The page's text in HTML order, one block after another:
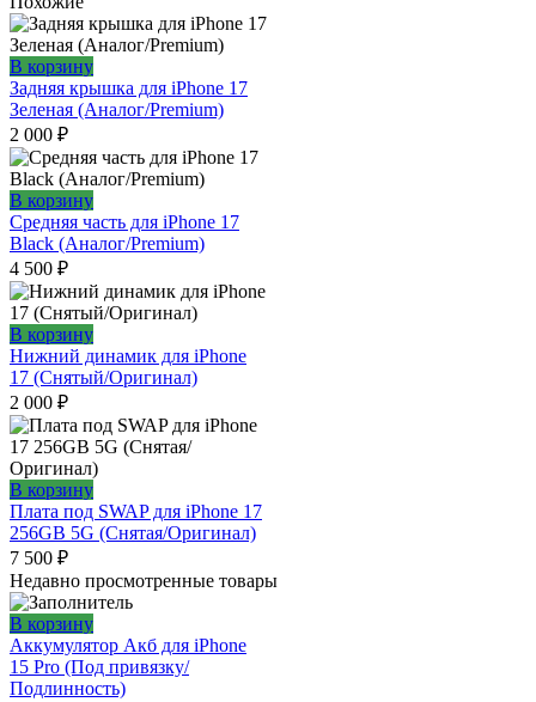
В корзину
Задняя крышка для iPhone 17
Зеленая (Аналог/Premium)
2 000 ₽
В корзину
Средняя часть для iPhone 17
Black (Аналог/Premium)
4 500 ₽
В корзину
Нижний динамик для iPhone
17 (Снятый/Оригинал)
2 000 ₽
В корзину
Плата под SWAP для iPhone 17
256GB 5G (Снятая/Оригинал)
7 500 ₽
Недавно просмотренные товары
В корзину
Аккумулятор Акб для iPhone
15 Pro (Под привязку/
Подлинность)